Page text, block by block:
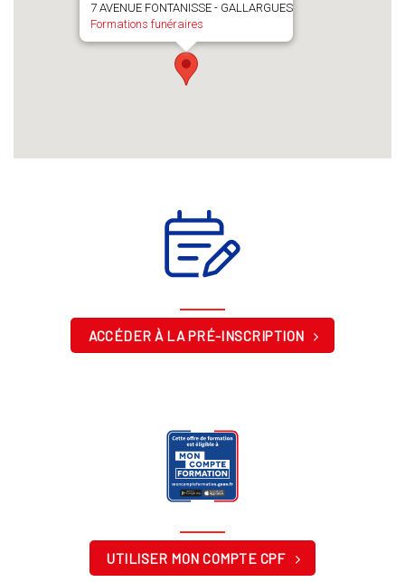
7 AVENUE FONTANISSE - GALLARGUES
Formations funéraires
ACCÉDER À LA PRÉ-INSCRIPTION
UTILISER MON COMPTE CPF